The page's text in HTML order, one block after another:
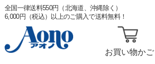
全国一律送料550円（北海道、沖縄除く）
6,000円（税込）以上のご購入で送料無料！
お買い物かご